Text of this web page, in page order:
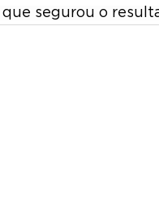
que segurou o